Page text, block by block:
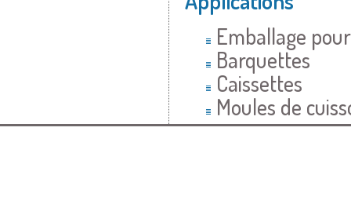
Emballage
Barquettes
Caissettes
Moules de